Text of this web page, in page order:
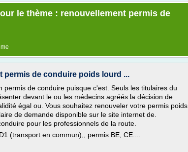
le thème : renouvellement permis de
permis de conduire poids lourd ...
permis de conduire puisque c'est. Seuls les titulaires du
devant le ou les médecins agréés la décision de
égal ou. Vous souhaitez renouveler votre permis poids
de demande disponible sur le site internet de.
pour les professionnels de la route.
(transport en commun),; permis BE, CE....